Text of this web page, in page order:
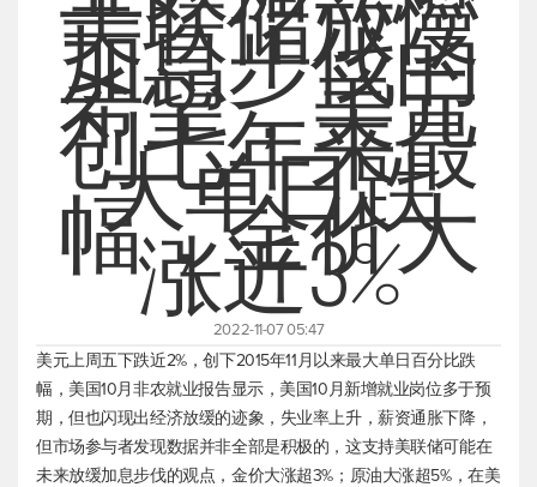
美联储放慢
加息步伐的
希望，美元
创七年来最
大单日跌
幅，金价大
涨近3%
2022-11-07 05:47
美元上周五下跌近2%，创下2015年11月以来最大单日百分比跌
幅，美国10月非农就业报告显示，美国10月新增就业岗位多于预
期，但也闪现出经济放缓的迹象，失业率上升，薪资通胀下降，
但市场参与者发现数据并非全部是积极的，这支持美联储可能在
未来放缓加息步伐的观点，金价大涨超3%；原油大涨超5%，在美